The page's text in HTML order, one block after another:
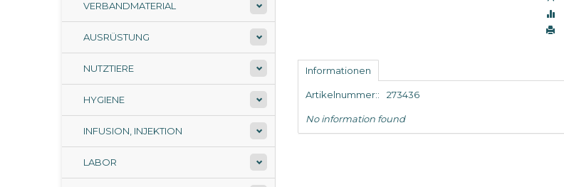
VERBANDMATERIAL
AUSRÜSTUNG
NUTZTIERE
HYGIENE
INFUSION, INJEKTION
LABOR
Informationen
Artikelnummer:: 273436
No information found